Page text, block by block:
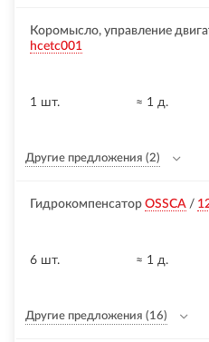
Коромысло, управление
hcetc001
1 шт. ≈ 1 д.
Другие предложения (2)
Гидрокомпенсатор OSSCA /
6 шт. ≈ 1 д.
Другие предложения (16)